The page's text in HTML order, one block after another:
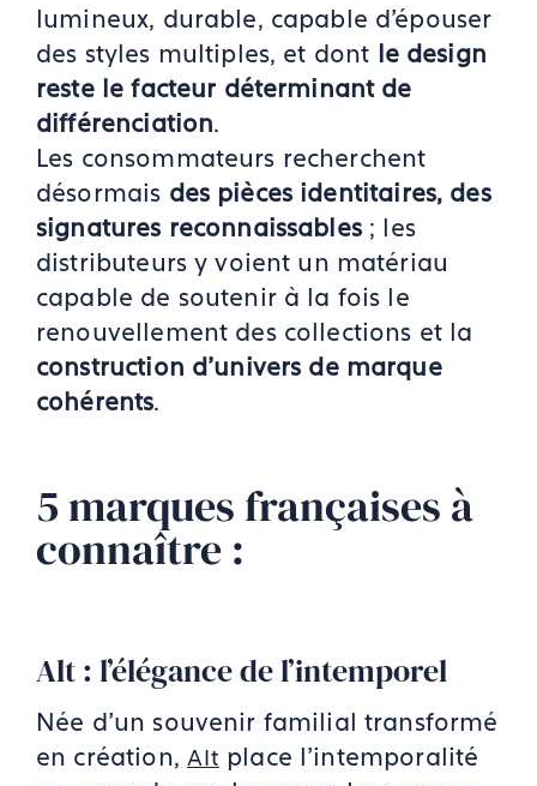
lumineux, durable, capable d’épouser
des styles multiples, et dont le design
reste le facteur déterminant de
différenciation.
Les consommateurs recherchent
désormais des pièces identitaires, des
signatures reconnaissables; les
distributeurs y voient un matériau
capable de soutenir à la fois le
renouvellement des collections et la
construction d’univers de marque
cohérents.
5 marques françaises à
connaître :
Alt : l’élégance de l’intemporel
Née d’un souvenir familial transformé
en création, Alt place l’intemporalité